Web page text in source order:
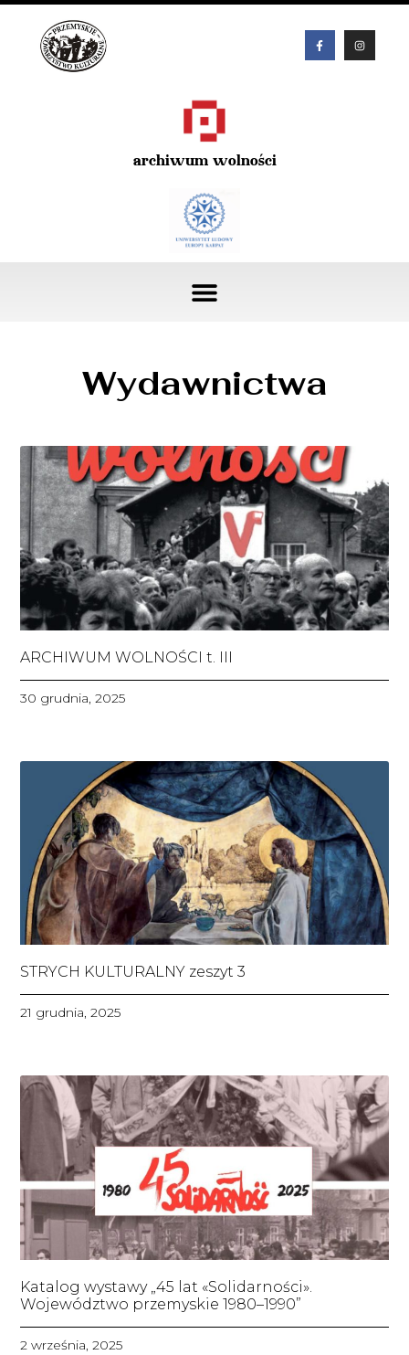
archiwum wolności
Wydawnictwa
ARCHIWUM WOLNOŚCI t. III
30 grudnia, 2025
STRYCH KULTURALNY zeszyt 3
21 grudnia, 2025
Katalog wystawy „45 lat «Solidarności».
Województwo przemyskie 1980–1990”
2 września, 2025